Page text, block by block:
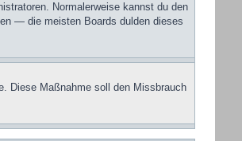
Normalerweise kannst du den
— die meisten Boards dulden dieses
Diese Maßnahme soll den Missbrauch